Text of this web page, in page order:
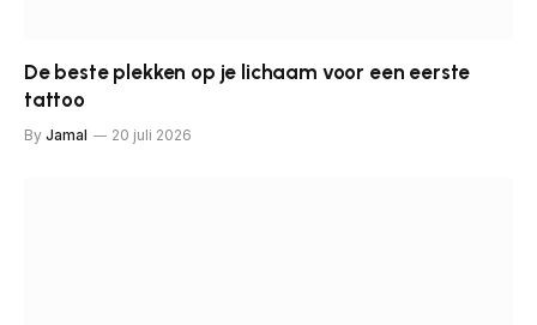
De beste plekken op je lichaam voor een eerste
tattoo
By Jamal 20 juli 2026